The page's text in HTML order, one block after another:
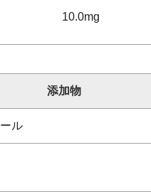
10.0mg
添加物
ル